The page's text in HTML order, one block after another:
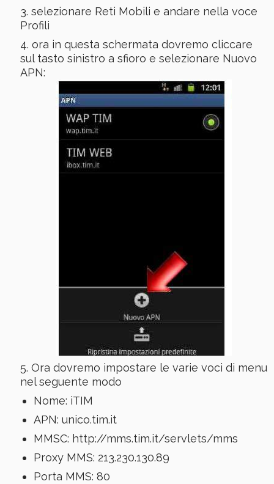
selezionare Reti Mobili e andare nella voce
Profili
ora in questa schermata dovremo cliccare
sul tasto sinistro a sfioro e selezionare Nuovo
APN:
Ora dovremo impostare le varie voci di menu
nel seguente modo
Nome: iTIM
APN: unico.tim.it
MMSC: http://mms.tim.it/servlets/mms
Proxy MMS: 213.230.130.89
Porta MMS: 80